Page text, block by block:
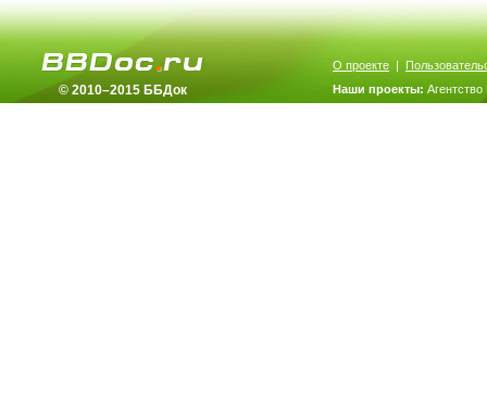
© 2010–2015 ББДок
О проекте |
Наши проекты: